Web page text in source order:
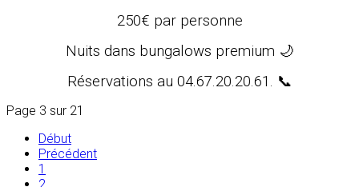
250€ par personne
Nuits dans bungalows premium 🌙
Réservations au 04.67.20.20.61. 📞
Page 3 sur 21
Début
Précédent
1
2